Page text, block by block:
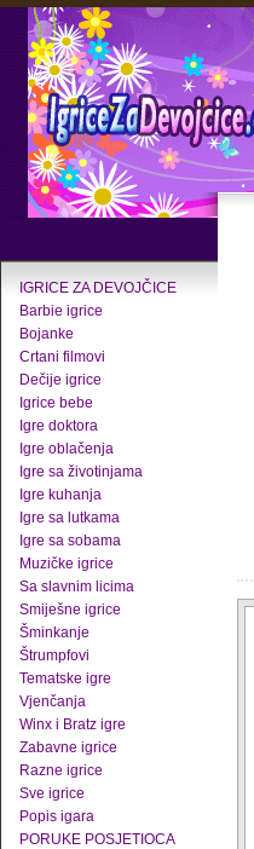
IGRICE ZA DEVOJČICE
Barbie igrice
Bojanke
Crtani filmovi
Dečije igrice
Igrice bebe
Igre doktora
Igre oblačenja
Igre sa životinjama
Igre kuhanja
Igre sa lutkama
Igre sa sobama
Muzičke igrice
Sa slavnim licima
Smiješne igrice
Šminkanje
Štrumpfovi
Tematske igre
Vjenčanja
Winx i Bratz igre
Zabavne igrice
Razne igrice
Sve igrice
Popis igara
PORUKE POSJETIOCA